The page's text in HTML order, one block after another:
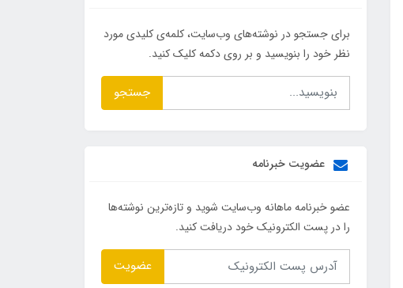
برای جستجو در نوشته‌های وب‌سایت، کلمه‌ی کلیدی مورد
نظر خود را بنویسید و بر روی دکمه کلیک کنید.
جستجو
عضویت خبرنامه
عضو خبرنامه ماهانه وب‌سایت شوید و تازه‌ترین نوشته‌ها
را در پست الکترونیک خود دریافت کنید.
عضویت